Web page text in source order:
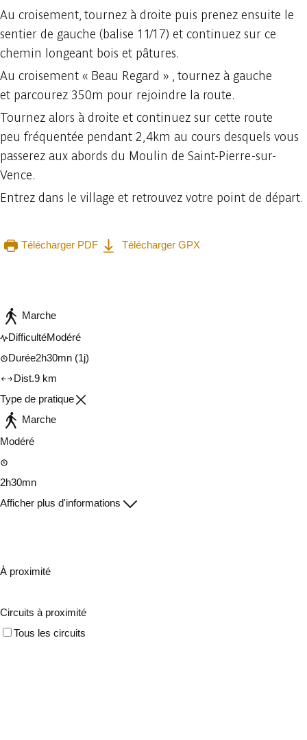
Au croisement, tournez à droite puis prenez ensuite le
sentier de gauche (balise 11/17) et continuez sur ce
chemin longeant bois et pâtures.
Au croisement « Beau Regard » , tournez à gauche
et parcourez 350m pour rejoindre la route.
Tournez alors à droite et continuez sur cette route
peu fréquentée pendant 2,4km au cours desquels vous
passerez aux abords du Moulin de Saint-Pierre-sur-
Vence.
Entrez dans le village et retrouvez votre point de départ.
Télécharger PDF
Télécharger GPX
Marche
DifficultéModéré
Durée2h30mn (1j)
Dist.9 km
Type de pratique
Marche
Modéré
2h30mn
Afficher plus d'informations
À proximité
Circuits à proximité
Tous les circuits